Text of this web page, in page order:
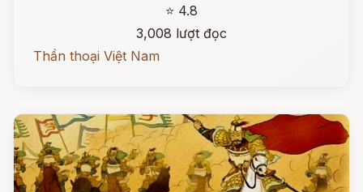
⭐ 4.8
3,008 lượt đọc
Thần thoại Việt Nam